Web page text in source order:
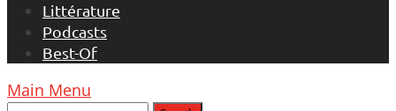
Littérature
Podcasts
Best-Of
Main Menu